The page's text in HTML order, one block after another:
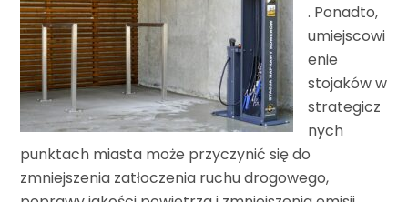
. Ponadto,
umiejscowi
enie
stojaków w
strategicz
nych
punktach miasta może przyczynić się do
zmniejszenia zatłoczenia ruchu drogowego,